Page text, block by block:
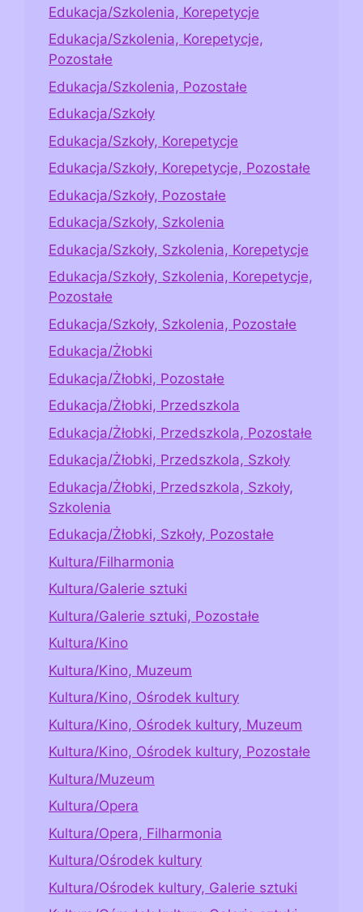
Edukacja/Szkolenia, Korepetycje
Edukacja/Szkolenia, Korepetycje,
Pozostałe
Edukacja/Szkolenia, Pozostałe
Edukacja/Szkoły
Edukacja/Szkoły, Korepetycje
Edukacja/Szkoły, Korepetycje, Pozostałe
Edukacja/Szkoły, Pozostałe
Edukacja/Szkoły, Szkolenia
Edukacja/Szkoły, Szkolenia, Korepetycje
Edukacja/Szkoły, Szkolenia, Korepetycje,
Pozostałe
Edukacja/Szkoły, Szkolenia, Pozostałe
Edukacja/Żłobki
Edukacja/Żłobki, Pozostałe
Edukacja/Żłobki, Przedszkola
Edukacja/Żłobki, Przedszkola, Pozostałe
Edukacja/Żłobki, Przedszkola, Szkoły
Edukacja/Żłobki, Przedszkola, Szkoły,
Szkolenia
Edukacja/Żłobki, Szkoły, Pozostałe
Kultura/Filharmonia
Kultura/Galerie sztuki
Kultura/Galerie sztuki, Pozostałe
Kultura/Kino
Kultura/Kino, Muzeum
Kultura/Kino, Ośrodek kultury
Kultura/Kino, Ośrodek kultury, Muzeum
Kultura/Kino, Ośrodek kultury, Pozostałe
Kultura/Muzeum
Kultura/Opera
Kultura/Opera, Filharmonia
Kultura/Ośrodek kultury
Kultura/Ośrodek kultury, Galerie sztuki